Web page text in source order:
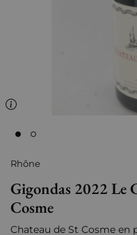
Rhône
Gigondas 2022 Le
Cosme
Chateau de St Cosme en